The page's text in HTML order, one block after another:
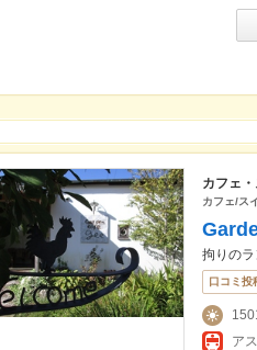
カフェ
カフェ/ス
拘りの
口コミ投
ア